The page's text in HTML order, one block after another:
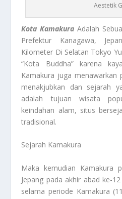
Aestetik
Kota Kamakura Adalah
Prefektur Kanagawa,
Kilometer Di Selatan Tokyo
“Kota Buddha” karena
Kamakura juga menawarkan
menakjubkan dan sejarah
adalah tujuan wisata
keindahan alam, situs
tradisional.
Sejarah Kamakura
Maka kemudian Kamakura
Jepang pada akhir abad ke-
selama periode Kamakura